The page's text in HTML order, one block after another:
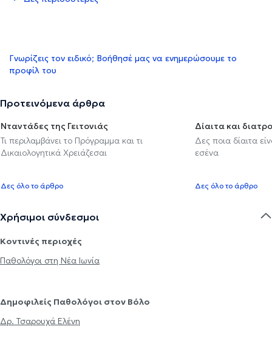
Γνωρίζεις τον ειδικό; Βοήθησέ μας να ενημερώσουμε το
προφίλ του
Προτεινόμενα άρθρα
Νταντάδες της Γειτονιάς
Τι περιλαμβάνει το Πρόγραμμα και τι
Δικαιολογητικά Χρειάζεσαι
Δες όλο το άρθρο
Δίαιτα και
Δες ποια δίαιτα
εσένα
Δες όλο το άρθρο
Χρήσιμοι σύνδεσμοι
Κοντινές περιοχές
Παθολόγοι στη Νέα Ιωνία
Δημοφιλείς Παθολόγοι στον Βόλο
Δρ. Τσαρουχά Ελένη